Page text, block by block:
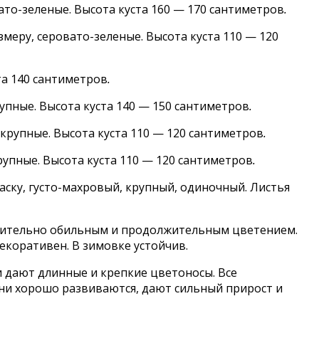
зеленые. Высота куста 160 — 170 сантиметров.
серовато-зеленые. Высота куста 110 — 120
140 сантиметров.
Высота куста 140 — 150 сантиметров.
Высота куста 110 — 120 сантиметров.
Высота куста 110 — 120 сантиметров.
густо-махровый, крупный, одиночный. Листья
обильным и продолжительным цветением.
В зимовке устойчив.
длинные и крепкие цветоносы. Все
хорошо развиваются, дают сильный прирост и